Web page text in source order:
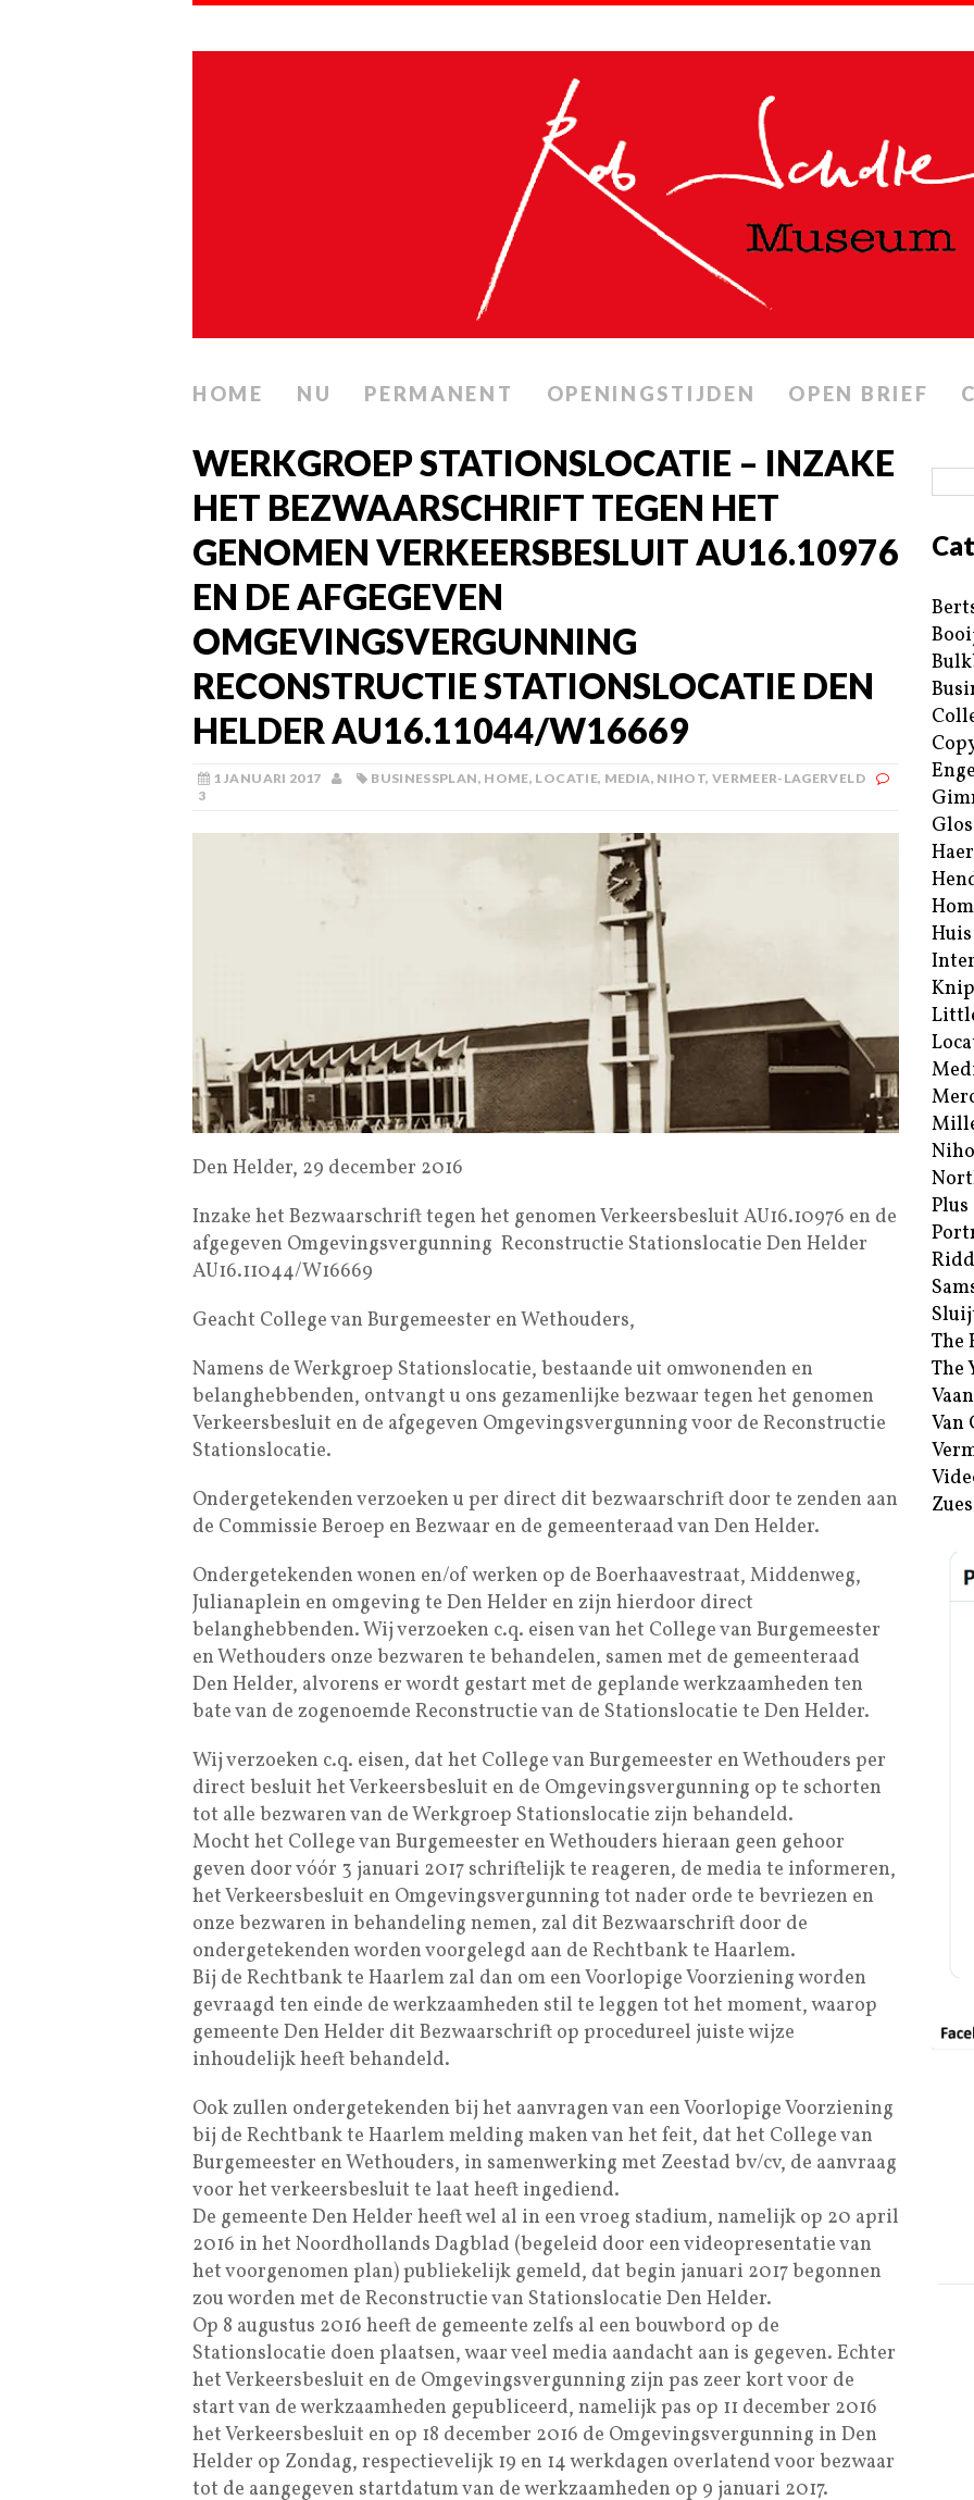
HOME NU PERMANENT OPENINGSTIJDEN OPEN BRIEF
WERKGROEP STATIONSLOCATIE – INZAKE
HET BEZWAARSCHRIFT TEGEN HET
GENOMEN VERKEERSBESLUIT AU16.10976
EN DE AFGEGEVEN
OMGEVINGSVERGUNNING
RECONSTRUCTIE STATIONSLOCATIE DEN
HELDER AU16.11044/W16669
1 JANUARI 2017 BUSINESSPLAN, HOME, LOCATIE, MEDIA, NIHOT, VERMEER-LAGERVELD
3
Den Helder, 29 december 2016
Inzake het Bezwaarschrift tegen het genomen Verkeersbesluit AU16.10976 en de
afgegeven Omgevingsvergunning Reconstructie Stationslocatie Den Helder
AU16.11044/W16669
Geacht College van Burgemeester en Wethouders,
Namens de Werkgroep Stationslocatie, bestaande uit omwonenden en
belanghebbenden, ontvangt u ons gezamenlijke bezwaar tegen het genomen
Verkeersbesluit en de afgegeven Omgevingsvergunning voor de Reconstructie
Stationslocatie.
Ondergetekenden verzoeken u per direct dit bezwaarschrift door te zenden aan
de Commissie Beroep en Bezwaar en de gemeenteraad van Den Helder.
Ondergetekenden wonen en/of werken op de Boerhaavestraat, Middenweg,
Julianaplein en omgeving te Den Helder en zijn hierdoor direct
belanghebbenden. Wij verzoeken c.q. eisen van het College van Burgemeester
en Wethouders onze bezwaren te behandelen, samen met de gemeenteraad
Den Helder, alvorens er wordt gestart met de geplande werkzaamheden ten
bate van de zogenoemde Reconstructie van de Stationslocatie te Den Helder.
Wij verzoeken c.q. eisen, dat het College van Burgemeester en Wethouders per
direct besluit het Verkeersbesluit en de Omgevingsvergunning op te schorten
tot alle bezwaren van de Werkgroep Stationslocatie zijn behandeld.
Mocht het College van Burgemeester en Wethouders hieraan geen gehoor
geven door vóór 3 januari 2017 schriftelijk te reageren, de media te informeren,
het Verkeersbesluit en Omgevingsvergunning tot nader orde te bevriezen en
onze bezwaren in behandeling nemen, zal dit Bezwaarschrift door de
ondergetekenden worden voorgelegd aan de Rechtbank te Haarlem.
Bij de Rechtbank te Haarlem zal dan om een Voorlopige Voorziening worden
gevraagd ten einde de werkzaamheden stil te leggen tot het moment, waarop
gemeente Den Helder dit Bezwaarschrift op procedureel juiste wijze
inhoudelijk heeft behandeld.
Ook zullen ondergetekenden bij het aanvragen van een Voorlopige Voorziening
bij de Rechtbank te Haarlem melding maken van het feit, dat het College van
Burgemeester en Wethouders, in samenwerking met Zeestad bv/cv, de aanvraag
voor het verkeersbesluit te laat heeft ingediend.
De gemeente Den Helder heeft wel al in een vroeg stadium, namelijk op 20 april
2016 in het Noordhollands Dagblad (begeleid door een videopresentatie van
het voorgenomen plan) publiekelijk gemeld, dat begin januari 2017 begonnen
zou worden met de Reconstructie van Stationslocatie Den Helder.
Op 8 augustus 2016 heeft de gemeente zelfs al een bouwbord op de
Stationslocatie doen plaatsen, waar veel media aandacht aan is gegeven. Echter
het Verkeersbesluit en de Omgevingsvergunning zijn pas zeer kort voor de
start van de werkzaamheden gepubliceerd, namelijk pas op 11 december 2016
het Verkeersbesluit en op 18 december 2016 de Omgevingsvergunning in Den
Helder op Zondag, respectievelijk 19 en 14 werkdagen overlatend voor bezwaar
tot de aangegeven startdatum van de werkzaamheden op 9 januari 2017.
Plus
The
The
Van